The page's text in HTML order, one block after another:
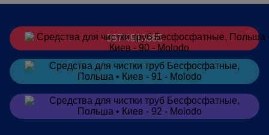
067 4913385
Заказатьв Telegram
Заказатьв Viber